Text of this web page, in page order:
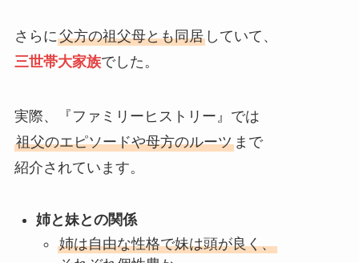
さらに父方の祖父母とも同居していて、
三世帯大家族でした。
実際、『ファミリーヒストリー』では
祖父のエピソードや母方のルーツまで
紹介されています。
姉と妹との関係
姉は自由な性格で妹は頭が良く、